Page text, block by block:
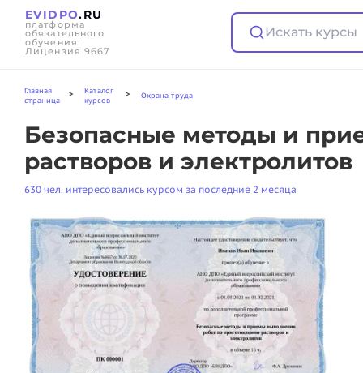
EVIDPO.RU
платформа
обязательного
обучения.
Лицензия 9667
Искать курсы
Главная
страница
>
Каталог
курсов
> Охрана труда
Безопасные методы и
растворов и электролитов
630 чел. интересовались курсом за последние 2 месяца